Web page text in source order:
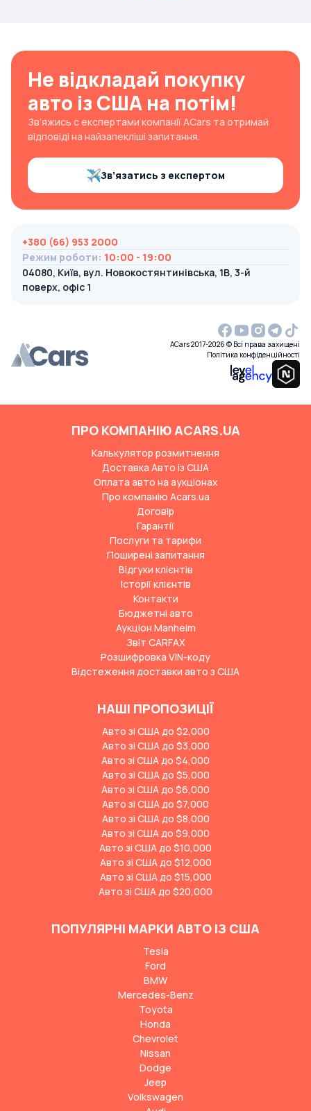
Не відкладай покупку
авто із США на потім!
Зв’яжись с експертами компанії ACars та отримай
відповіді на найзапекліші запитання.
Зв’язатись з експертом
+380 (66) 953 2000
Режим роботи: 10:00 - 19:00
04080, Київ, вул. Новокостянтинівська, 1В, 3-й
поверх, офіс 1
ACars 2017-2026 © Всі права захищені
Політика конфіденційності
ПРО КОМПАНІЮ ACARS.UA
Калькулятор розмитнення
Доставка Авто із США
Оплата авто на аукціонах
Про компанію Acars.ua
Договір
Гарантії
Послуги та тарифи
Поширені запитання
Відгуки клієнтів
Історії клієнтів
Контакти
Бюджетні авто
Аукціон Manheim
Звіт CARFAX
Розшифровка VIN-коду
Відстеження доставки авто з США
НАШІ ПРОПОЗИЦІЇ
Авто зі США до $2,000
Авто зі США до $3,000
Авто зі США до $4,000
Авто зі США до $5,000
Авто зі США до $6,000
Авто зі США до $7,000
Авто зі США до $8,000
Авто зі США до $9,000
Авто зі США до $10,000
Авто зі США до $12,000
Авто зі США до $15,000
Авто зі США до $20,000
ПОПУЛЯРНІ МАРКИ АВТО ІЗ США
Tesla
Ford
BMW
Mercedes-Benz
Toyota
Honda
Chevrolet
Nissan
Dodge
Jeep
Volkswagen